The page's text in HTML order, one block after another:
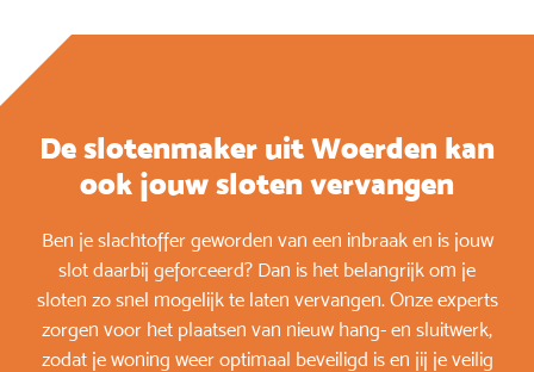
De slotenmaker uit Woerden kan
ook jouw sloten vervangen
Ben je slachtoffer geworden van een inbraak en is jouw
slot daarbij geforceerd? Dan is het belangrijk om je
sloten zo snel mogelijk te laten vervangen. Onze experts
zorgen voor het plaatsen van nieuw hang- en sluitwerk,
zodat je woning weer optimaal beveiligd is en jij je veilig